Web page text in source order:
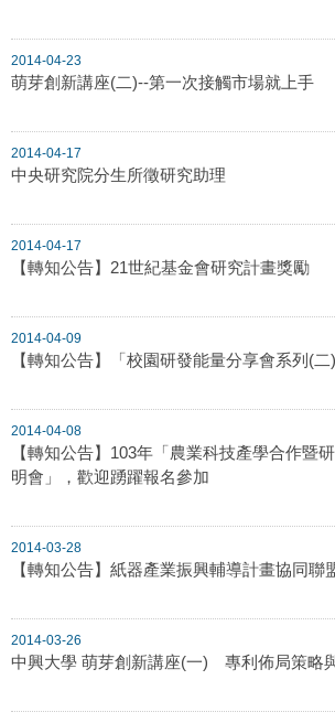
2014-04-23
萌芽創新講座(二)--第一次接觸市場就上手
2014-04-17
中央研究院分生所徵研究助理
2014-04-17
【轉知公告】21世紀基金會研究計畫獎勵
2014-04-09
【轉知公告】「校園研發能量分享會系列(
2014-04-08
【轉知公告】103年「農業科技產學合作暨
明會」，歡迎踴躍報名參加
2014-03-28
【轉知公告】紙器產業振興輔導計畫協同聯
2014-03-26
中興大學 萌芽創新講座(一) 專利佈局策略